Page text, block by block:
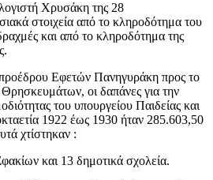
Χρυσάκη της 28
στοιχεία από το κληροδότημα του
και από το κληροδότημα της
Εφετών Πανηγυράκη προς το
οι δαπάνες για την
του υπουργείου Παιδείας και
1922 έως 1930 ήταν 285.603,50
χτίστηκαν :
και 13 δημοτικά σχολεία.